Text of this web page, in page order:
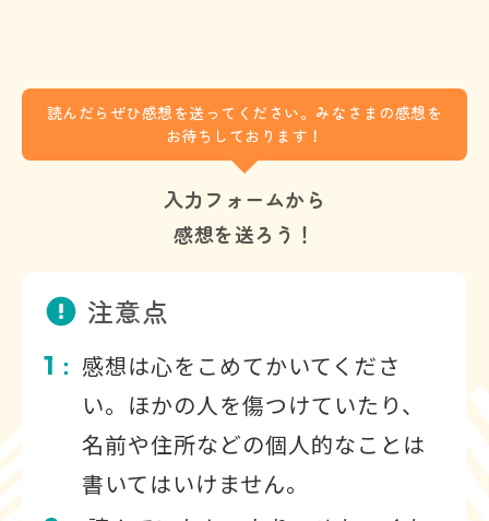
読んだらぜひ感想を送ってください。みなさまの感想を
お待ちしております！
入力フォームから
感想を送ろう！
注意点
1 ： 感想は心をこめてかいてくださ
い。ほかの人を傷つけていたり、
名前や住所などの個人的なことは
書いてはいけません。